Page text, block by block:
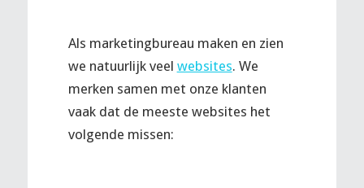
Als marketingbureau maken en zien
we natuurlijk veel websites. We
merken samen met onze klanten
vaak dat de meeste websites het
volgende missen: